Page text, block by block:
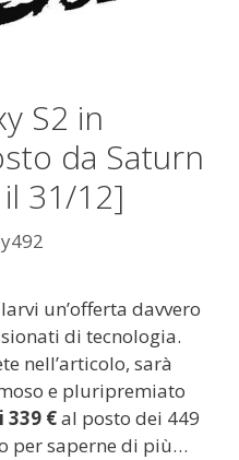
S2 in
da Saturn
31/12]
un’offerta davvero
di tecnologia.
nell’articolo, sarà
e pluripremiato
339 €al posto dei 449
per saperne di più…